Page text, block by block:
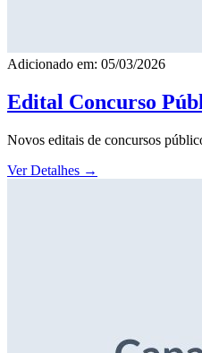
Adicionado em: 05/03/2026
Edital Concurso
Novos editais de concursos
Ver Detalhes →